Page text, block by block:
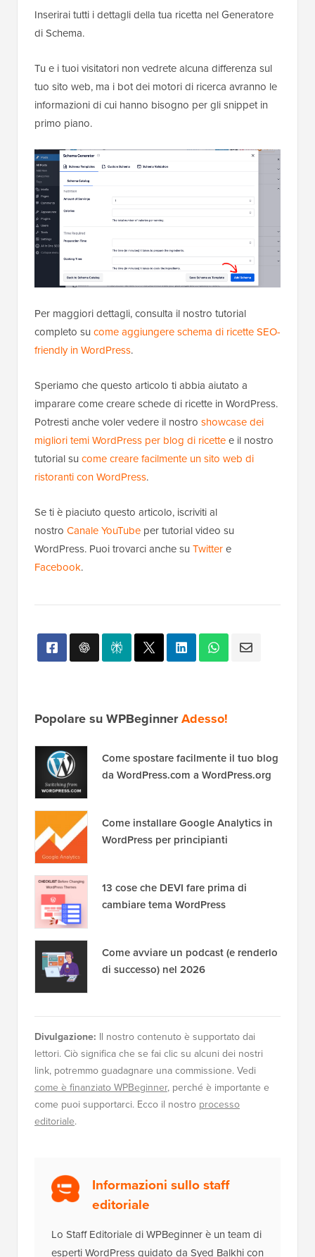
Inserirai tutti i dettagli della tua ricetta nel Generatore
di Schema.
Tu e i tuoi visitatori non vedrete alcuna differenza sul
tuo sito web, ma i bot dei motori di ricerca avranno le
informazioni di cui hanno bisogno per gli snippet in
primo piano.
Per maggiori dettagli, consulta il nostro tutorial
completo su come aggiungere schema di ricette SEO-
friendly in WordPress.
Speriamo che questo articolo ti abbia aiutato a
imparare come creare schede di ricette in WordPress.
Potresti anche voler vedere il nostro showcase dei
migliori temi WordPress per blog di ricettee il nostro
tutorial su come creare facilmente un sito web di
ristoranti con WordPress.
Se ti è piaciuto questo articolo, iscriviti al
nostro Canale YouTube per tutorial video su
WordPress. Puoi trovarci anche su Twittere
Facebook.
Popolare su WPBeginnerAdesso!
Come spostare facilmente il tuo blog
da WordPress.com a WordPress.org
Come installare Google Analytics in
WordPress per principianti
13 cose che DEVI fare prima di
cambiare tema WordPress
Come avviare un podcast (e renderlo
di successo) nel 2026
Divulgazione: Il nostro contenuto è supportato dai
lettori. Ciò significa che se fai clic su alcuni dei nostri
link, potremmo guadagnare una commissione. Vedi
come è finanziato WPBeginner, perché è importante e
come puoi supportarci. Ecco il nostro processo
editoriale.
Informazioni sullo staff
editoriale
Lo Staff Editoriale di WPBeginner è un team di
esperti WordPress guidato da Syed Balkhi con